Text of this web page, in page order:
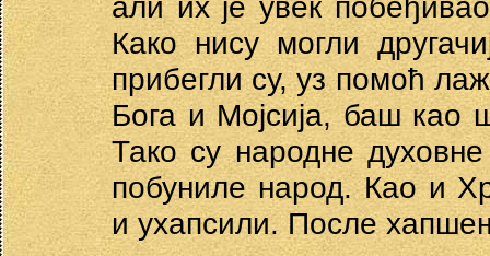
Како нису могли
прибегли су, уз помоћ
Бога и Мојсија, баш као
Тако су народне
побуниле народ. Као и
и ухапсили. После